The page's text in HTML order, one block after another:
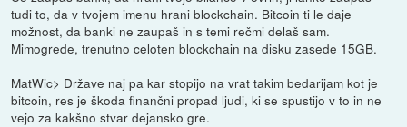
tudi to, da v tvojem imenu hrani blockchain. Bitcoin ti le daje
možnost, da banki ne zaupaš in s temi rečmi delaš sam.
Mimogrede, trenutno celoten blockchain na disku zasede 15GB.
MatWic> Države naj pa kar stopijo na vrat takim bedarijam kot je
bitcoin, res je škoda finančni propad ljudi, ki se spustijo v to in ne
vejo za kakšno stvar dejansko gre.